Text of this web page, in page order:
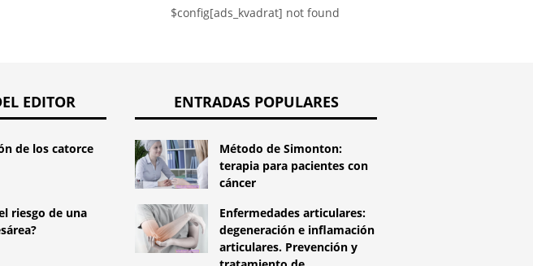
$config[ads_kvadrat] not found
EDITOR
de los catorce
riesgo de una
ENTRADAS POPULARES
Método de Simonton:
terapia para pacientes con
cáncer
Enfermedades articulares:
degeneración e inflamación
articulares. Prevención y